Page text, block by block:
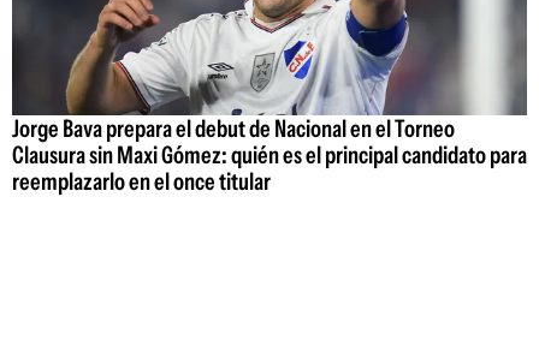
Jorge Bava prepara el debut de Nacional en el Torneo
Clausura sin Maxi Gómez: quién es el principal candidato para
reemplazarlo en el once titular